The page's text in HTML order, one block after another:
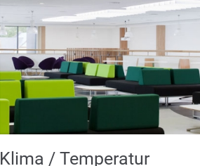
Klima / Temperatur